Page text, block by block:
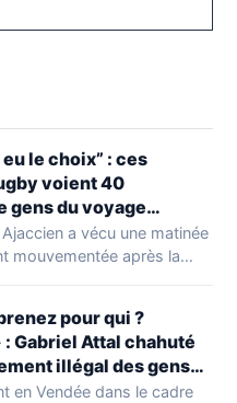
eu le choix” : ces
voient 40
gens du voyage
leur stade, ils les
d’1 heure
a vécu une matinée
mouvementée après la
pour qui ?
Gabriel Attal chahuté
illégal des gens
en Vendée dans le cadre